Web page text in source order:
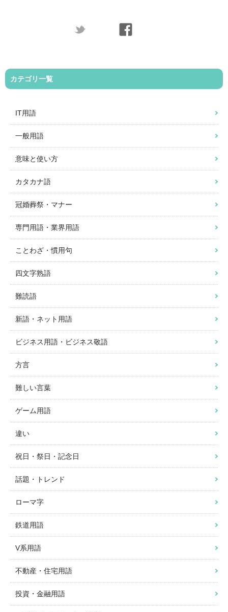
カテゴリ一覧
IT用語
一般用語
意味と使い方
カタカナ語
冠婚葬祭・マナー
専門用語・業界用語
ことわざ・慣用句
四文字熟語
難読語
新語・ネット用語
ビジネス用語・ビジネス敬語
方言
難しい言葉
ゲーム用語
違い
祝日・祭日・記念日
話題・トレンド
ローマ字
鉄道用語
V系用語
不動産・住宅用語
投資・金融用語